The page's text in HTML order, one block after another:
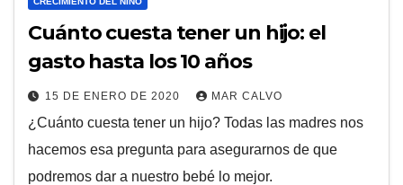
Cuánto cuesta tener un hijo: el
gasto hasta los 10 años
15 DE ENERO DE 2020 MAR CALVO
¿Cuánto cuesta tener un hijo? Todas las madres nos
hacemos esa pregunta para asegurarnos de que
podremos dar a nuestro bebé lo mejor.